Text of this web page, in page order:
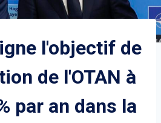
l'objectif de
de l'OTAN à
par an dans la